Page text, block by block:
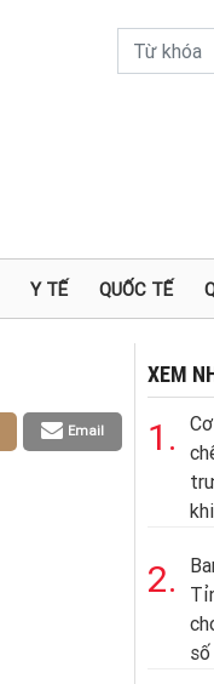
Y TẾ QUỐC TẾ
Email
XEM
1.
2.
số